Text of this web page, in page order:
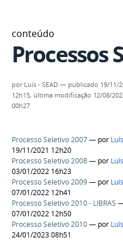
conteúdo
Processos
por Luís - SEAD — publicado 19/11/
12h15, última modificação 12/08/
00h27
Processo Seletivo 2007— por
19/11/2021 12h20
Processo Seletivo 2008— por
03/01/2022 16h23
Processo Seletivo 2009— por
07/01/2022 12h41
Processo Seletivo 2010 - LIBRAS
07/01/2022 12h50
Processo Seletivo 2010— por
24/01/2023 08h51